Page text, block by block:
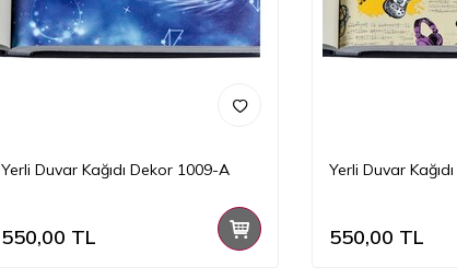
Yerli Duvar Kağıdı Dekor 1009-A
550,00 TL
Yerli Duvar
550,00 TL